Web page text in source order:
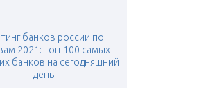
банков россии по
2021: топ-100 самых
банков на сегодняшний
день